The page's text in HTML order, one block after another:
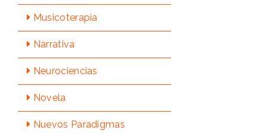
Musicoterapia
Narrativa
Neurociencias
Novela
Nuevos Paradigmas